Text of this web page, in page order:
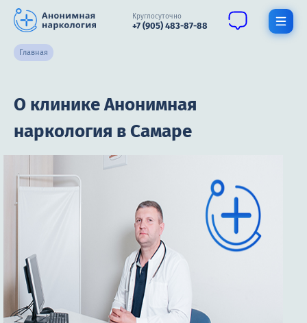
Круглосуточно
+7 (905) 483-87-88
О нас
Наркомания
Психиатрия
Цены
Терапия
Главная
О клинике Анонимная
наркология в Самаре